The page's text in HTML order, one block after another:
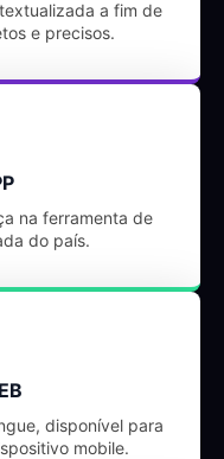
a fim de
e precisos.
na ferramenta de
do país.
disponível para
mobile.